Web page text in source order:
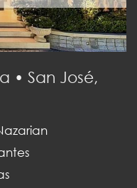
• San José,